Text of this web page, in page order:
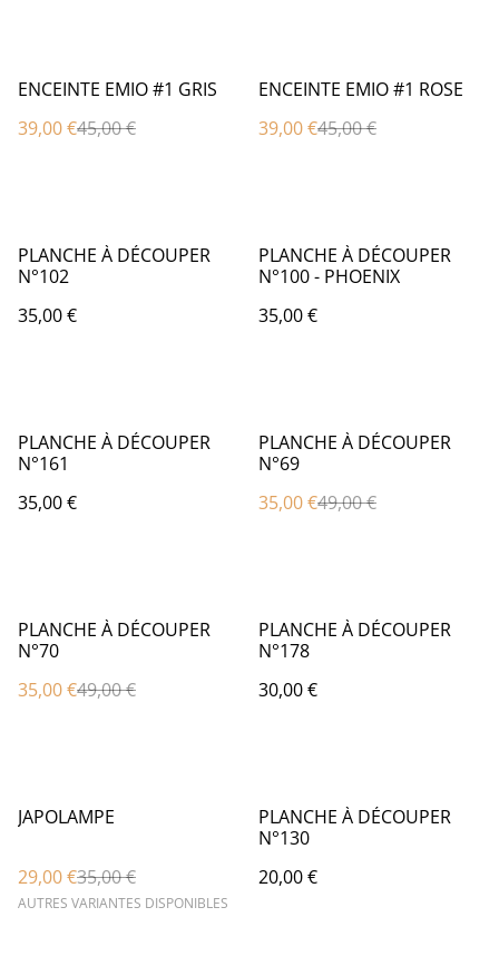
%
ENCEINTE EMIO #1 GRIS
39,00 €45,00 €
%
ENCEINTE EMIO #1 ROSE
39,00 €45,00 €
PLANCHE À DÉCOUPER
N°102
35,00 €
PLANCHE À DÉCOUPER
N°100 - PHOENIX
35,00 €
PLANCHE À DÉCOUPER
N°161
35,00 €
%
PLANCHE À DÉCOUPER
N°69
35,00 €49,00 €
%
PLANCHE À DÉCOUPER
N°70
35,00 €49,00 €
PLANCHE À DÉCOUPER
N°178
30,00 €
%
JAPOLAMPE
29,00 €35,00 €
AUTRES VARIANTES DISPONIBLES
PLANCHE À DÉCOUPER
N°130
20,00 €